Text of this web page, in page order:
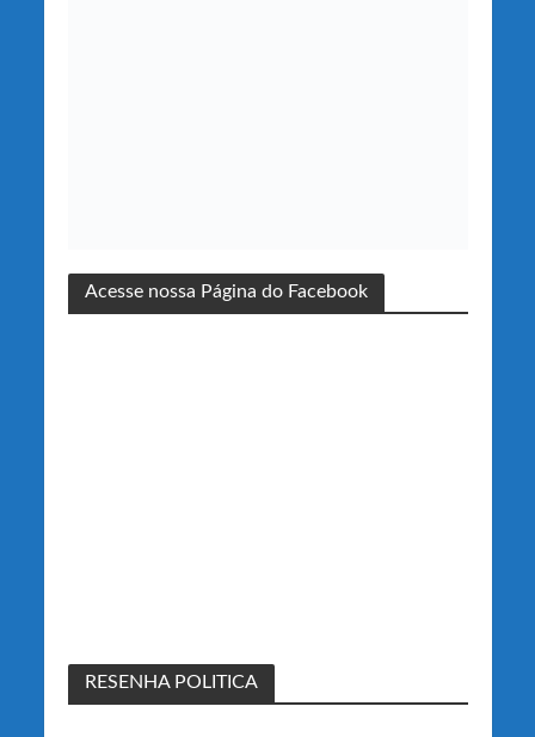
Acesse nossa Página do Facebook
RESENHA POLITICA